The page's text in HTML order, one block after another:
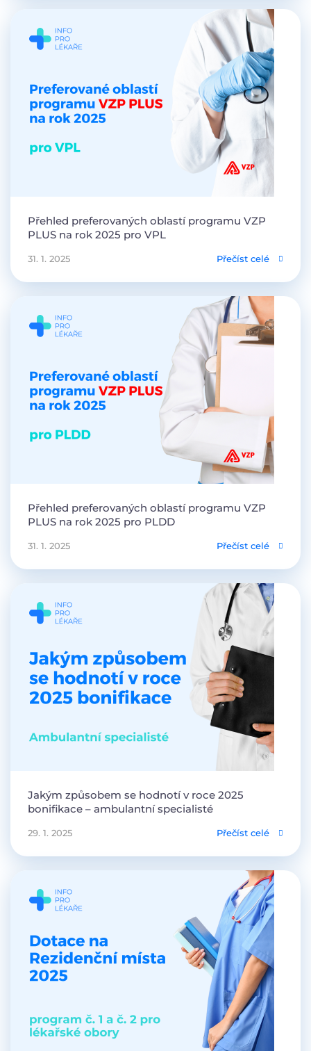
Přehled preferovaných oblastí programu VZP
PLUS na rok 2025 pro VPL
31. 1. 2025 Přečíst celé
Přehled preferovaných oblastí programu VZP
PLUS na rok 2025 pro PLDD
31. 1. 2025 Přečíst celé
Jakým způsobem se hodnotí v roce 2025
bonifikace – ambulantní specialisté
29. 1. 2025 Přečíst celé